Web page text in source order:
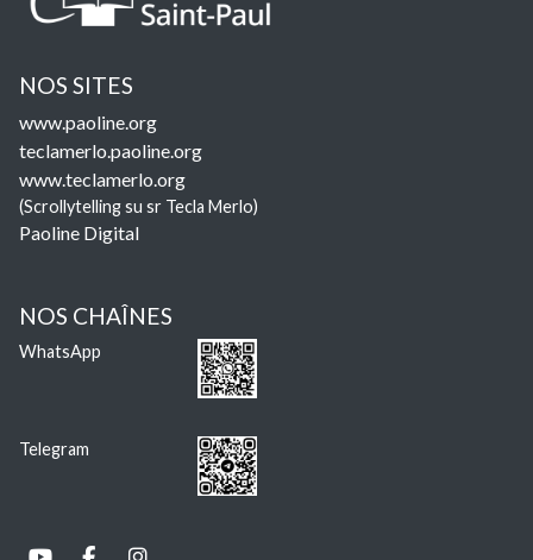
NOS SITES
www.paoline.org
teclamerlo.paoline.org
www.teclamerlo.org
(Scrollytelling su sr Tecla Merlo)
Paoline Digital
NOS CHAÎNES
WhatsApp
Telegram